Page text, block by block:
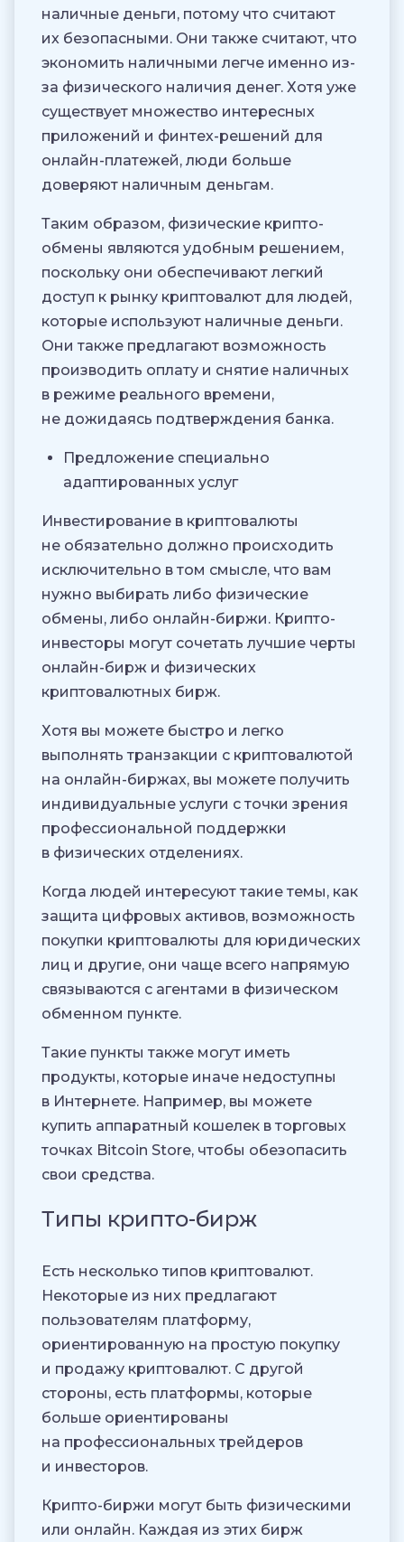
наличные деньги, потому что считают
их безопасными. Они также считают, что
экономить наличными легче именно из-
за физического наличия денег. Хотя уже
существует множество интересных
приложений и финтех-решений для
онлайн-платежей, люди больше
доверяют наличным деньгам.
Таким образом, физические крипто-
обмены являются удобным решением,
поскольку они обеспечивают легкий
доступ к рынку криптовалют для людей,
которые используют наличные деньги.
Они также предлагают возможность
производить оплату и снятие наличных
в режиме реального времени,
не дожидаясь подтверждения банка.
Предложение специально
адаптированных услуг
Инвестирование в криптовалюты
не обязательно должно происходить
исключительно в том смысле, что вам
нужно выбирать либо физические
обмены, либо онлайн-биржи. Крипто-
инвесторы могут сочетать лучшие черты
онлайн-бирж и физических
криптовалютных бирж.
Хотя вы можете быстро и легко
выполнять транзакции с криптовалютой
на онлайн-биржах, вы можете получить
индивидуальные услуги с точки зрения
профессиональной поддержки
в физических отделениях.
Когда людей интересуют такие темы, как
защита цифровых активов, возможность
покупки криптовалюты для юридических
лиц и другие, они чаще всего напрямую
связываются с агентами в физическом
обменном пункте.
Такие пункты также могут иметь
продукты, которые иначе недоступны
в Интернете. Например, вы можете
купить аппаратный кошелек в торговых
точках Bitcoin Store, чтобы обезопасить
свои средства.
Типы крипто-бирж
Есть несколько типов криптовалют.
Некоторые из них предлагают
пользователям платформу,
ориентированную на простую покупку
и продажу криптовалют. С другой
стороны, есть платформы, которые
больше ориентированы
на профессиональных трейдеров
и инвесторов.
Крипто-биржи могут быть физическими
или онлайн. Каждая из этих бирж